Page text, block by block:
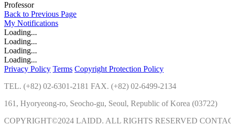
Professor
Back to Previous Page
My Notifications
Loading...
Loading...
Loading...
Loading...
Privacy Policy Terms Copyright Protection Policy
TEL. (+82) 02-6301-2181 FAX. (+82) 02-6499-2134
161, Hyoryeong-ro, Seocho-gu, Seoul, Republic of Korea (03722)
COPYRIGHT©2024 LAIDD. ALL RIGHTS RESERVED